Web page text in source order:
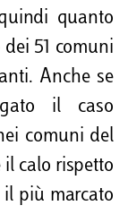
quanto
51 comuni
Anche se
il caso
comuni del
il calo rispetto
più marcato